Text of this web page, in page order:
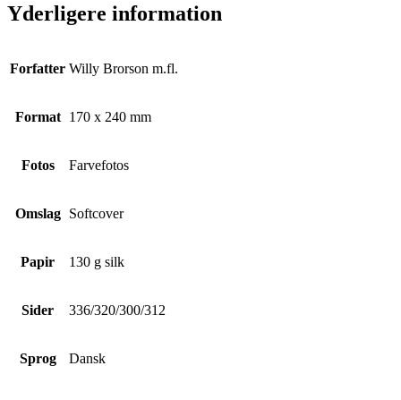
Yderligere information
Forfatter Willy Brorson m.fl.
Format 170 x 240 mm
Fotos Farvefotos
Omslag Softcover
Papir 130 g silk
Sider 336/320/300/312
Sprog Dansk